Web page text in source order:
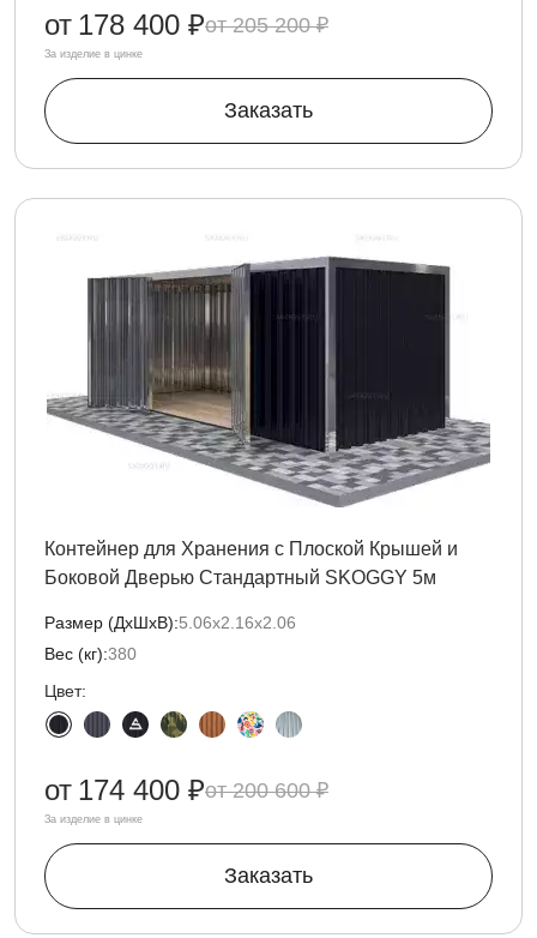
205 200 ₽
от 178 400 ₽
За изделие в цинке
Заказать
Контейнер для Хранения с Плоской Крышей и
Боковой Дверью Стандартный SKOGGY 5м
Размер (ДxШxВ):5.06х2.16х2.06
Вес (кг):380
Цвет:
200 600 ₽
от 174 400 ₽
За изделие в цинке
Заказать